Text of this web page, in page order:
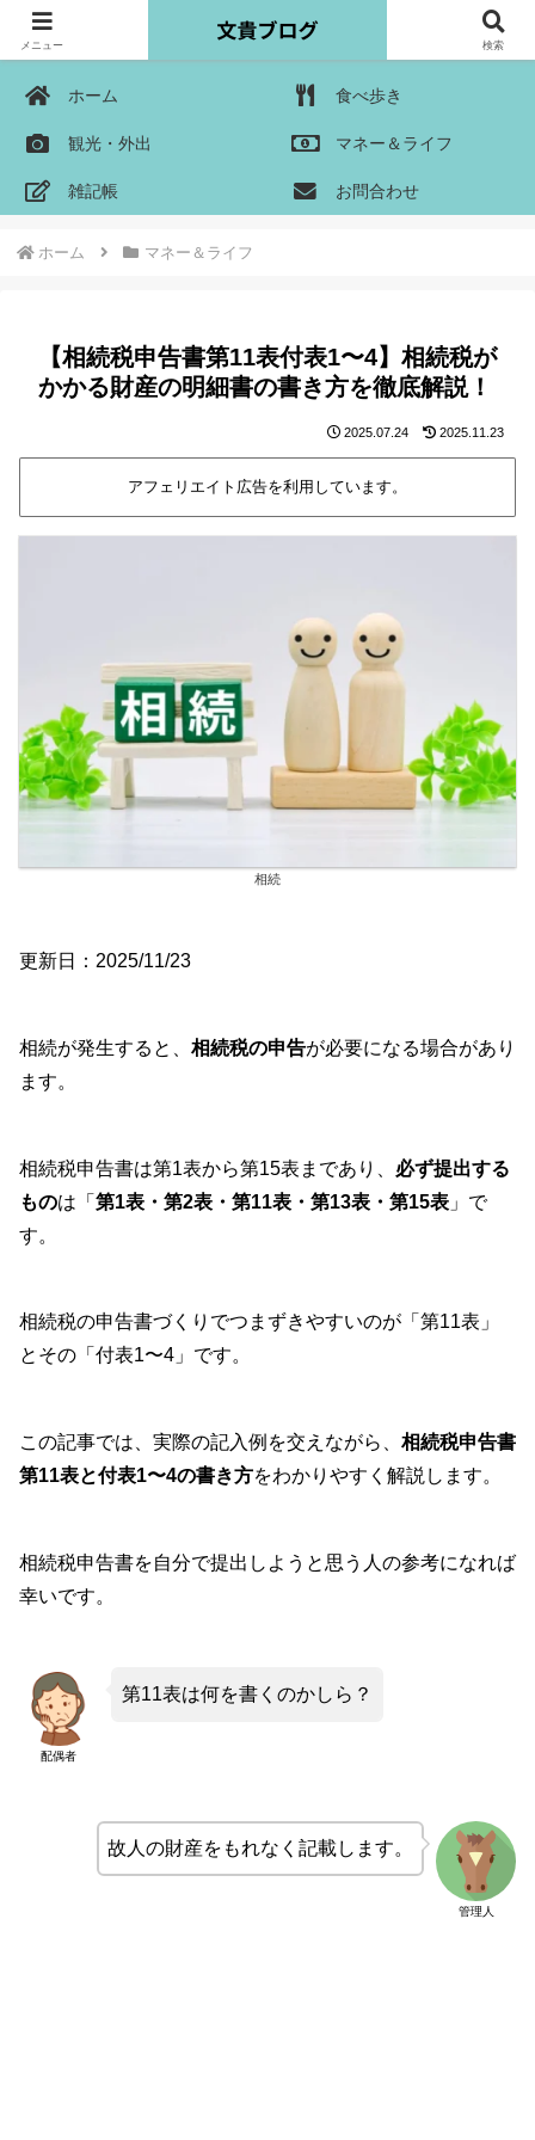
ホーム 食べ歩き
観光・外出 マネー＆ライフ
雑記帳 お問合わせ
ホーム マネー＆ライフ
【相続税申告書第11表付表1〜4】相続税が
かかる財産の明細書の書き方を徹底解説！
2025.07.24 2025.11.23
アフェリエイト広告を利用しています。
相続
更新日：2025/11/23
相続が発生すると、 相続税の申告が必要になる場合があり
ます。
相続税申告書は第1表から第15表まであり、 必ず提出する
ものは「 第1表・第2表・第11表・第13表・第15表 」で
す。
相続税の申告書づくりでつまずきやすいのが「第11表」
とその「付表1〜4」です。
この記事では、実際の記入例を交えながら、 相続税申告書
第11表と付表1〜4の書き方をわかりやすく解説します。
相続税申告書を自分で提出しようと思う人の参考になれば
幸いです。
配偶者
第11表は何を書くのかしら？
管理人
故人の財産をもれなく記載します。
メニュー 検索